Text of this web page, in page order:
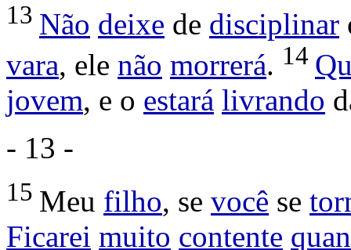
13 Não deixe de disciplinar
vara, ele não morrerá. 14
jovem, e o estará livrando
- 13 -
15 Meu filho, se você se
Ficarei muito contente